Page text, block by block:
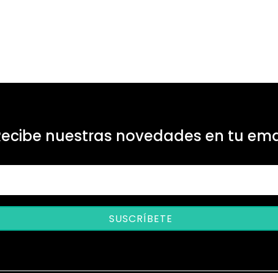
nuestras novedades en tu
SUSCRÍBETE